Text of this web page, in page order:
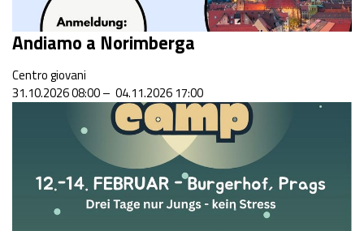
Andiamo a Norimberga
Centro giovani
31.10.2026 08:00 – 04.11.2026 17:00